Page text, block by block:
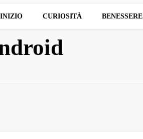
INIZIO CURIOSITÀ BENESSERE